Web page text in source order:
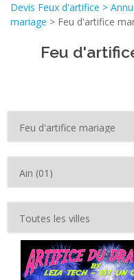
Devis Feux d'artifice >
mariage > Feu d'artifice
Feu